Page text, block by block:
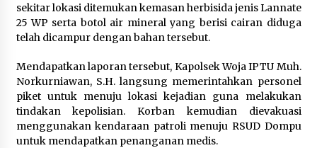
Polsek Pekat Kawal Aksi Petani Tebu Secara
Humanis, Dialog dengan PT SMS Hasilkan
Kesepakatan Awal Demi Menjaga Harkamtibmas
1 bulan ago
SATRESNARKOBA POLRES DOMPU AMANKAN
TERDUGA PELAKU NARKOTIKA DI KECAMATAN
KEMPO, BELASAN PAKET DIDUGA SABU DISITA
1 bulan ago
sekitar lokasi ditemukan kemasan herbisida jenis Lannate
25 WP serta botol air mineral yang berisi cairan diduga
telah dicampur dengan bahan tersebut.
Mendapatkan laporan tersebut, Kapolsek Woja IPTU Muh.
Norkurniawan, S.H. langsung memerintahkan personel
piket untuk menuju lokasi kejadian guna melakukan
tindakan kepolisian. Korban kemudian dievakuasi
menggunakan kendaraan patroli menuju RSUD Dompu
untuk mendapatkan penanganan medis.